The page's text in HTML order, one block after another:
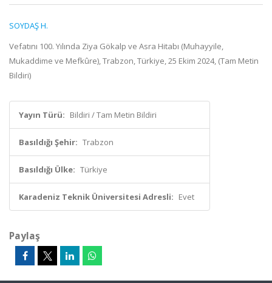
SOYDAŞ H.
Vefatını 100. Yılında Ziya Gökalp ve Asra Hitabı (Muhayyile,
Mukaddime ve Mefkûre), Trabzon, Türkiye, 25 Ekim 2024, (Tam Metin
Bildiri)
Yayın Türü: Bildiri / Tam Metin Bildiri
Basıldığı Şehir: Trabzon
Basıldığı Ülke: Türkiye
Karadeniz Teknik Üniversitesi Adresli: Evet
Paylaş